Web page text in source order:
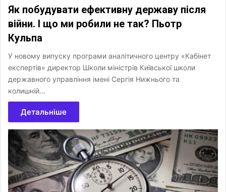
Як побудувати ефективну державу після
війни. І що ми робили не так? Пьотр
Кульпа
У новому випуску програми аналітичного центру «Кабінет
експертів» директор Школи міністрів Київської школи
державного управління імені Сергія Нижнього та
колишній…
Детальніше